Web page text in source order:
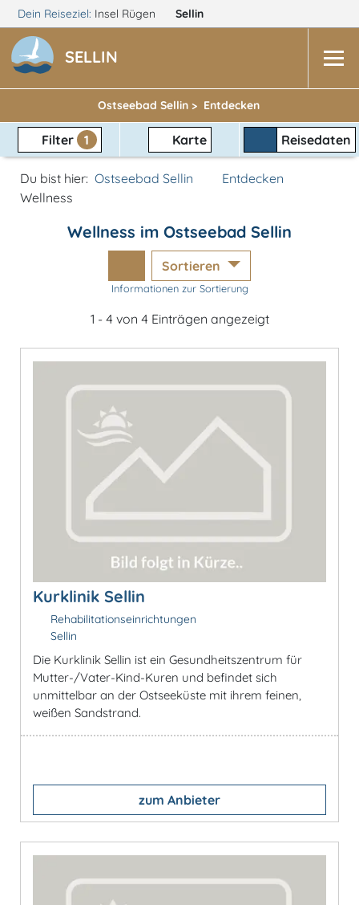
Dein Reiseziel: Insel Rügen Sellin
SELLIN
Ostseebad Sellin > Entdecken
Filter 1 Karte Reisedaten
Du bist hier: Ostseebad Sellin
Entdecken
Wellness
Wellness im Ostseebad Sellin
Sortieren
Informationen zur Sortierung
1 - 4 von 4 Einträgen angezeigt
Kurklinik Sellin
Rehabilitationseinrichtungen
Sellin
Die Kurklinik Sellin ist ein Gesundheitszentrum für
Mutter-/Vater-Kind-Kuren und befindet sich
unmittelbar an der Ostseeküste mit ihrem feinen,
weißen Sandstrand.
zum Anbieter